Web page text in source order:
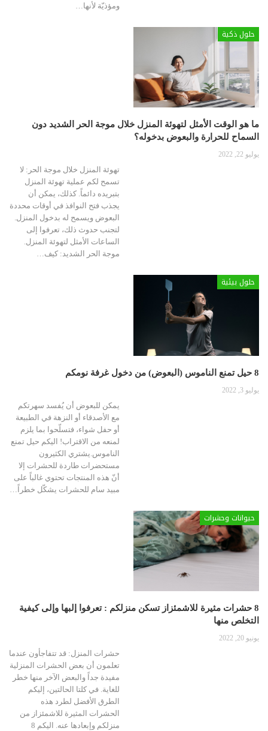
ومؤذيّة لأنها…
حلول ذكية
ما هو الوقت الأمثل لتهوئة المنزل خلال موجة الحر الشديد دون
السماح للحرارة والبعوض بدخوله؟
يوليو 22, 2022
تهوئة المنزل خلال موجة الحر: لا
تسمح لكم عملية تهوئة المنزل
بتبريده دائماً. كذلك، يمكن أن
يجذب فتح النوافذ في أوقات محددة
البعوض ويسمح له بدخول المنزل.
لتجنب حدوث ذلك، تعرفوا إلى
الساعات الأمثل لتهوئة المنزل.
موجة الحر الشديد: كيف…
حلول بيئية
8 حيل تمنع الناموس (البعوض) من دخول غرفة نومكم
يوليو 3, 2022
يمكن للبعوض أن يُفسد سهرتكم
مع الأصدقاء أو النزهة في الطبيعة
أو حفل شواء، فتسلّحوا بما يلزم
لمنعه من الاقتراب! اليكم حيل تمنع
الناموس.يشتري الكثيرون
مستحضرات طاردة للحشرات إلا
أنّ هذه المنتجات تحتوي غالباً على
مبيد سام للحشرات يشكّل خطراً
حيوانات وحشرات
8 حشرات مثيرة للاشمئزاز تسكن منزلكم : تعرفوا إلبها وإلى كيفية
التخلص منها
يونيو 20, 2022
حشرات المنزل: قد تتفاجأون عندما
تعلمون أن بعض الحشرات المنزلية
مفيدة جداً والبعض الآخر منها خطر
للغاية. في كلتا الحالتين، إليكم
الطرق الأفضل لطرد هذه
الحشرات المثيرة للاشمئزاز من
منزلكم وإبعادها عنه.
اليكم 8